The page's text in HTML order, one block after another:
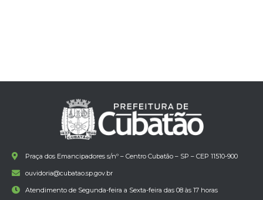
Praça dos Emancipadores s/nº – Centro Cubatão – SP – CEP 11510-900
ouvidoria@cubatao.sp.gov.br
Atendimento de Segunda-feira a Sexta-feira das 08 às 17 horas